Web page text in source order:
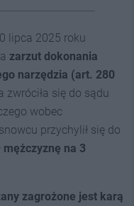
lipca 2025 roku
zarzut dokonania
narzędzia (art. 280
zwróciła się do sądu
wobec
przychylił się do
na 3
zagrożone jest karą